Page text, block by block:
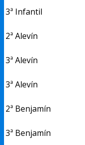
3ª Infantil
2ª Alevín
3ª Alevín
3ª Alevín
2ª Benjamín
3ª Benjamín